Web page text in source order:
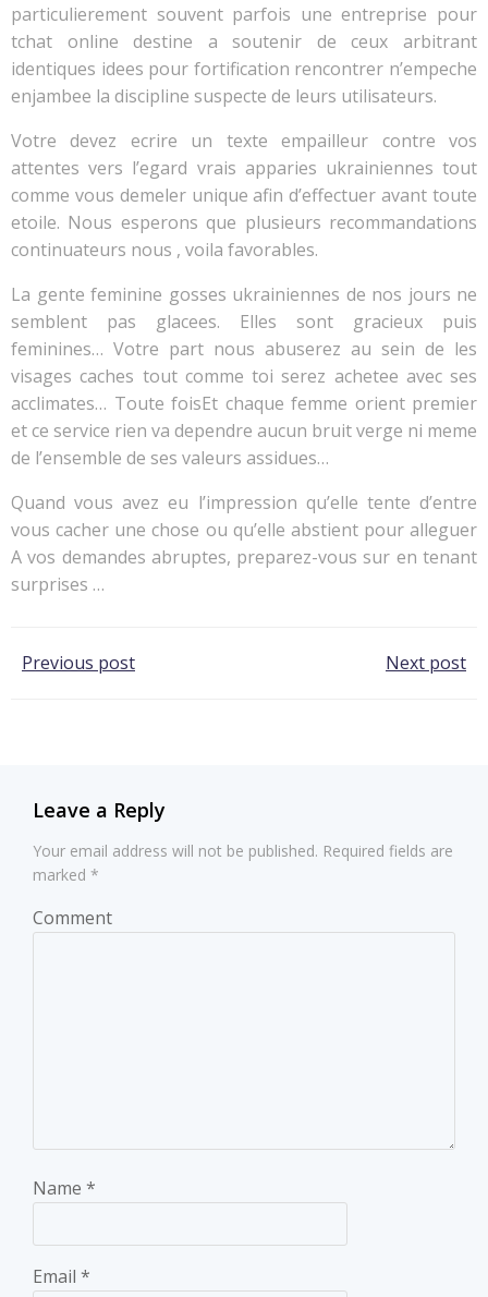
particulierement souvent parfois une entreprise pour
tchat online destine a soutenir de ceux arbitrant
identiques idees pour fortification rencontrer n’empeche
enjambee la discipline suspecte de leurs utilisateurs.
Votre devez ecrire un texte empailleur contre vos
attentes vers l’egard vrais apparies ukrainiennes tout
comme vous demeler unique afin d’effectuer avant toute
etoile. Nous esperons que plusieurs recommandations
continuateurs nous , voila favorables.
La gente feminine gosses ukrainiennes de nos jours ne
semblent pas glacees. Elles sont gracieux puis
feminines… Votre part nous abuserez au sein de les
visages caches tout comme toi serez achetee avec ses
acclimates… Toute foisEt chaque femme orient premier
et ce service rien va dependre aucun bruit verge ni meme
de l’ensemble de ses valeurs assidues…
Quand vous avez eu l’impression qu’elle tente d’entre
vous cacher une chose ou qu’elle abstient pour alleguer
A vos demandes abruptes, preparez-vous sur en tenant
surprises …
Post
Previous post Next post
Leave a Reply
Your email address will not be published. Required fields are
marked *
Comment
Name *
Email *